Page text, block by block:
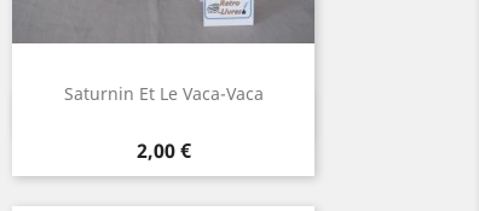
Saturnin Et Le Vaca-Vaca
Prix
2,00 €